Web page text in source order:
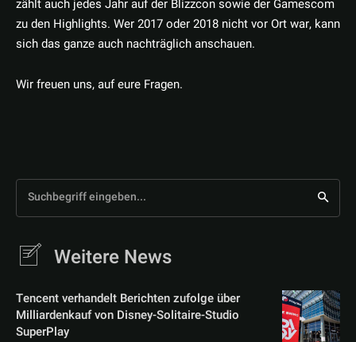
zählt auch jedes Jahr auf der Blizzcon sowie der Gamescom
zu den Highlights. Wer 2017 oder 2018 nicht vor Ort war, kann
sich das ganze auch nachträglich anschauen.
Wir freuen uns, auf eure Fragen.
Suchbegriff eingeben...
Weitere News
Tencent verhandelt Berichten zufolge über
Milliardenkauf von Disney-Solitaire-Studio
SuperPlay